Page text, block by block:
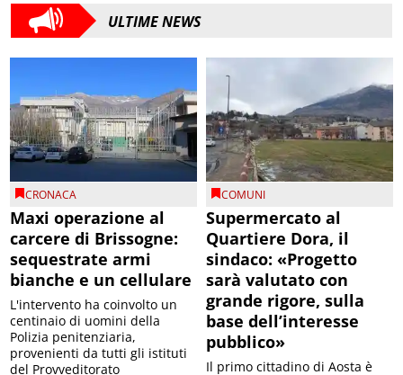
ULTIME NEWS
CRONACA
Maxi operazione al
carcere di Brissogne:
sequestrate armi
bianche e un cellulare
L'intervento ha coinvolto un
centinaio di uomini della
Polizia penitenziaria,
provenienti da tutti gli istituti
del Provveditorato
COMUNI
Supermercato al
Quartiere Dora, il
sindaco: «Progetto
sarà valutato con
grande rigore, sulla
base dell’interesse
pubblico»
Il primo cittadino di Aosta è